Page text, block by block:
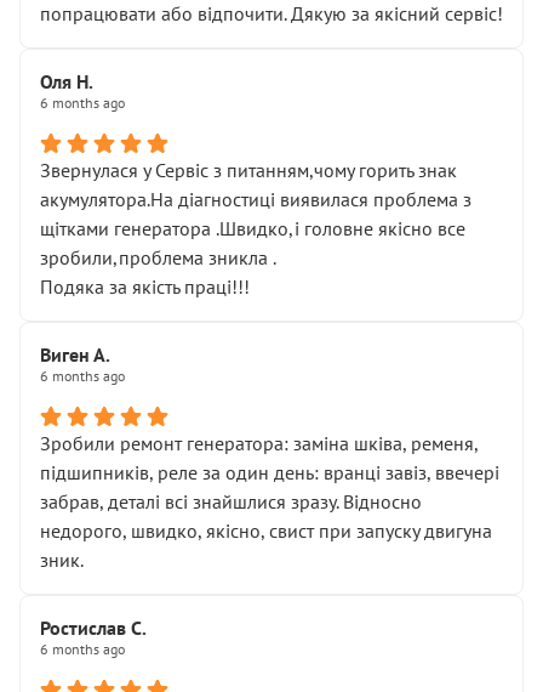
попрацювати або відпочити. Дякую за якісний сервіс!
Оля Н.
6 months ago
Звернулася у Сервіс з питанням,чому горить знак
акумулятора.На діагностиці виявилася проблема з
щітками генератора .Швидко,і головне якісно все
зробили,проблема зникла .
Подяка за якість праці!!!
Виген А.
6 months ago
Зробили ремонт генератора: заміна шківа, ременя,
підшипників, реле за один день: вранці завіз, ввечері
забрав, деталі всі знайшлися зразу. Відносно
недорого, швидко, якісно, свист при запуску двигуна
зник.
Ростислав С.
6 months ago